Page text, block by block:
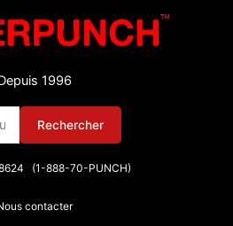
1996
Rechercher
(1-888-70-PUNCH)
contacter